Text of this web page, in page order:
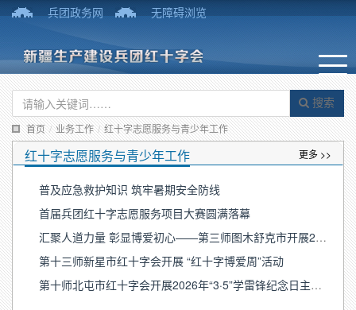
兵团政务网 无障碍浏览
搜索
首页 / 业务工作 / 红十字志愿服务与青少年工作
红十字志愿服务与青少年工作 更多 >>
普及应急救护知识 筑牢暑期安全防线
首届兵团红十字志愿服务项目大赛圆满落幕
汇聚人道力量 彰显博爱初心——第三师图木舒克市开展2026年“红十字博爱周”系列活动
第十三师新星市红十字会开展 “红十字博爱周”活动
第十师北屯市红十字会开展2026年“3·5”学雷锋纪念日主题志愿服务活动